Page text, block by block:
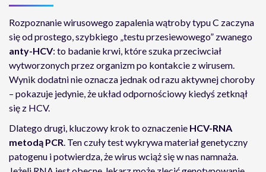
Rozpoznanie wirusowego zapalenia wątroby typu C zaczyna
się od prostego, szybkiego „testu przesiewowego” zwanego
anty-HCV: to badanie krwi, które szuka przeciwciał
wytworzonych przez organizm po kontakcie z wirusem.
Wynik dodatni nie oznacza jednak od razu aktywnej choroby
– pokazuje jedynie, że układ odpornościowy kiedyś zetknął
się z HCV.
Dlatego drugi, kluczowy krok to oznaczenie HCV-RNA
metodą PCR. Ten czuły test wykrywa materiał genetyczny
patogenu i potwierdza, że wirus wciąż się w nas namnaża.